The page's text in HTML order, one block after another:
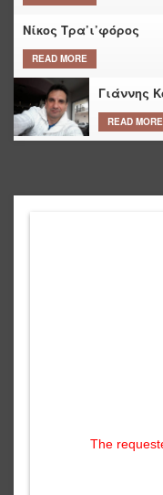
Νίκος Τρα’ι’φόρος
READ MORE
Γιάννης
READ MORE
The